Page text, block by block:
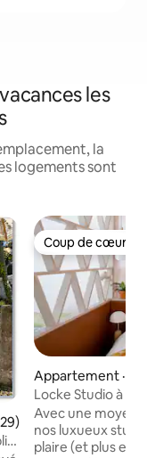
les
la
logements sont
aimés
moyenne de 5 sur 5,
Coup de cœur
Coup de cœur
Appartement ·
Locke Studio à
Avec une
nos luxueux
plaire (et plus encore). Il y a